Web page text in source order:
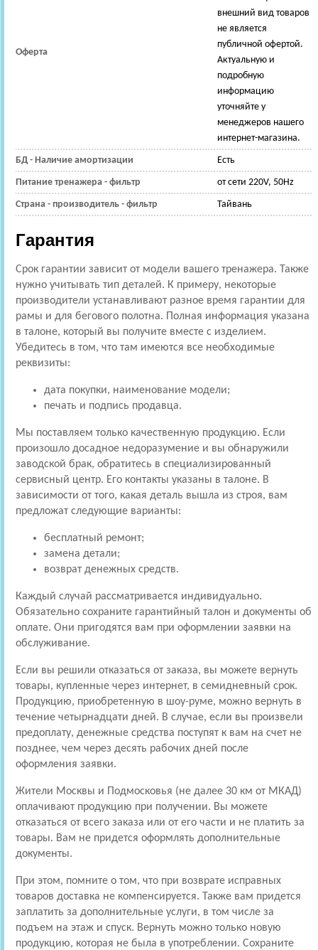
Оферта
внешний вид товаров
не является
публичной офертой.
Актуальную и
подробную
информацию
уточняйте у
менеджеров нашего
интернет-магазина.
БД - Наличие амортизации Есть
Питание тренажера - фильтр от сети 220V, 50Hz
Страна - производитель - фильтр Тайвань
Гарантия
Срок гарантии зависит от модели вашего тренажера. Также
нужно учитывать тип деталей. К примеру, некоторые
производители устанавливают разное время гарантии для
рамы и для бегового полотна. Полная информация указана
в талоне, который вы получите вместе с изделием.
Убедитесь в том, что там имеются все необходимые
реквизиты:
дата покупки, наименование модели;
печать и подпись продавца.
Мы поставляем только качественную продукцию. Если
произошло досадное недоразумение и вы обнаружили
заводской брак, обратитесь в специализированный
сервисный центр. Его контакты указаны в талоне. В
зависимости от того, какая деталь вышла из строя, вам
предложат следующие варианты:
бесплатный ремонт;
замена детали;
возврат денежных средств.
Каждый случай рассматривается индивидуально.
Обязательно сохраните гарантийный талон и документы об
оплате. Они пригодятся вам при оформлении заявки на
обслуживание.
Если вы решили отказаться от заказа, вы можете вернуть
товары, купленные через интернет, в семидневный срок.
Продукцию, приобретенную в шоу-руме, можно вернуть в
течение четырнадцати дней. В случае, если вы произвели
предоплату, денежные средства поступят к вам на счет не
позднее, чем через десять рабочих дней после
оформления заявки.
Жители Москвы и Подмосковья (не далее 30 км от МКАД)
оплачивают продукцию при получении. Вы можете
отказаться от всего заказа или от его части и не платить за
товары. Вам не придется оформлять дополнительные
документы.
При этом, помните о том, что при возврате исправных
товаров доставка не компенсируется. Также вам придется
заплатить за дополнительные услуги, в том числе за
подъем на этаж и спуск. Вернуть можно только новую
продукцию, которая не была в употреблении. Сохраните